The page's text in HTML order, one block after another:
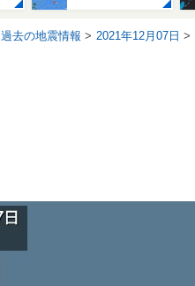
過去の地震情報 2021年12月07日